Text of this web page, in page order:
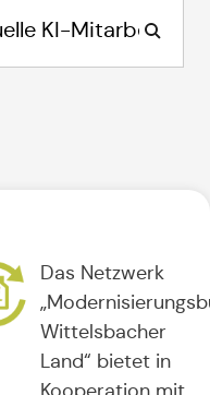
Das Netzwerk
Wittelsbacher
Land“ bietet in